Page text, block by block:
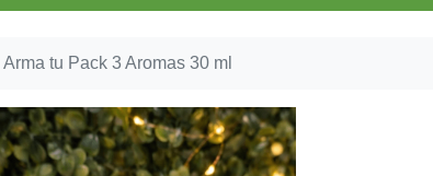
Arma tu Pack 3 Aromas 30 ml